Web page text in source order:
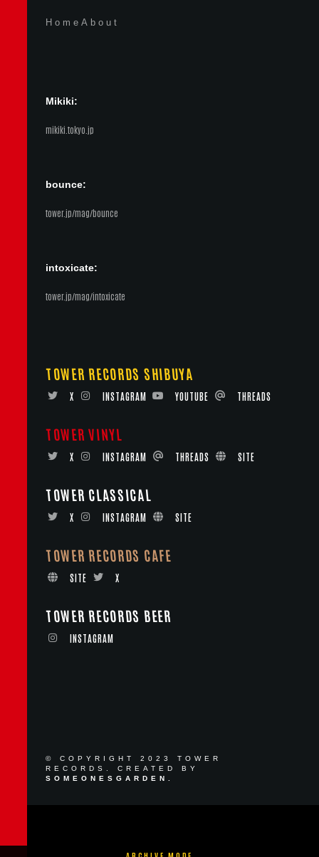
Home About
Mikiki:
mikiki.tokyo.jp
bounce:
tower.jp/mag/bounce
intoxicate:
tower.jp/mag/intoxicate
TOWER RECORDS SHIBUYA
X INSTAGRAM YOUTUBE THREADS
TOWER VINYL
X INSTAGRAM THREADS SITE
TOWER CLASSICAL
X INSTAGRAM SITE
TOWER RECORDS CAFE
SITE X
TOWER RECORDS BEER
INSTAGRAM
© COPYRIGHT 2023 TOWER
RECORDS. CREATED BY
SOMEONESGARDEN.